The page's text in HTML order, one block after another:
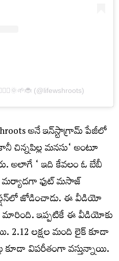
(@lifewshroots)
అనే ఇన్‌స్టాగ్రామ్‌ పేజీలో
చిన్నపిల్లమనసు‘అంటూ
అలాగే ‘ఇది కేవలం ఓ బేబీ
ఫుట్ మసాజ్
జోడించాడు. ఈ వీడియో
ఇప్పటికే ఈ వీడియోకు
2.12 లక్షల మంది లైక్ కూడా
విపరీతంగా వస్తున్నాయి.